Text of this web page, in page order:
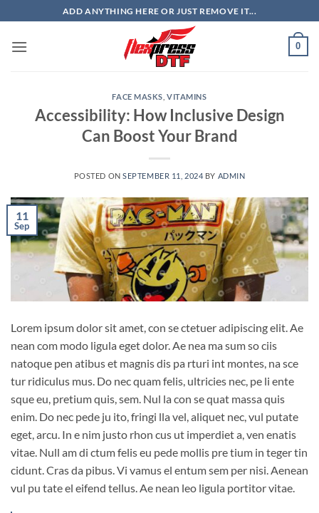
to
content
ADD ANYTHING HERE OR JUST REMOVE IT...
0
FACE MASKS ,VITAMINS
Accessibility: How Inclusive Design
Can Boost Your Brand
POSTED ONSEPTEMBER 11, 2024 BY ADMIN
11
Sep
Lorem ipsum dolor sit amet, con se ctetuer adipiscing elit. Ae
nean com modo ligula eget dolor. Ae nea ma sum so ciis
natoque pen atibus et magnis dis pa rturi int montes, na sce
tur ridiculus mus. Do nec quam felis, ultricies nec, pe li ente
sque eu, pretium quis, sem. Nul la con se quat massa quis
enim. Do nec pede ju ito, fringi lla vel, aliquet nec, vul putate
eget, arcu. In e nim justo rhon cus ut imperdiet a, ven enatis
vitae. Null am di ctum felis eu pede mollis pre tium in teger tin
cidunt. Cras da pibus. Vi vamus el entum sem per nisi. Aenean
vul pu tate el eifend tellus. Ae nean leo ligula portitor vitae.